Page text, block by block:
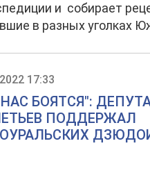
и собирает
в разных уголках
17:33
БОЯТСЯ":
ПОДДЕРЖАЛ